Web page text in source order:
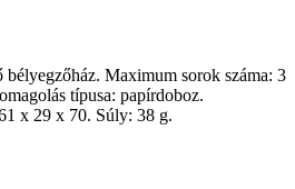
bélyegzőház. Maximum sorok száma: 3
típusa: papírdoboz.
x 29 x 70. Súly: 38 g.